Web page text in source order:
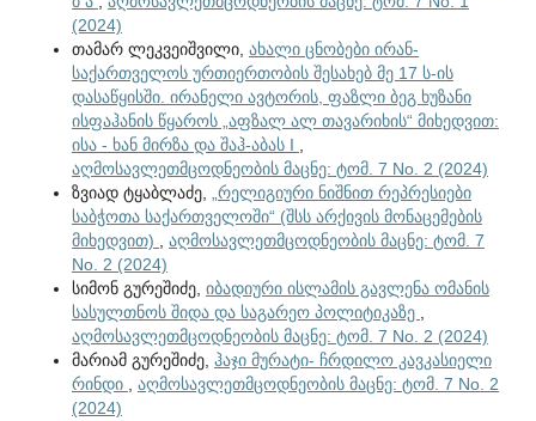
(2024)
თამარ ლეკვეიშვილი, ახალი ცნობები ირან-
საქართველოს ურთიერთობის შესახებ მე 17 ს-ის
დასაწყისში. ირანელი ავტორის, ფაზლი ბეგ ხუზანი
ისფაჰანის წყაროს „აფზალ ალ თავარიხის“ მიხედვით:
ისა - ხან მირზა და შაჰ-აბას I ,
აღმოსავლეთმცოდნეობის მაცნე: ტომ. 7 No. 2 (2024)
ზვიად ტყაბლაძე, „რელიგიური ნიშნით რეპრესიები
საბჭოთა საქართველოში“ (შსს არქივის მონაცემების
მიხედვით) , აღმოსავლეთმცოდნეობის მაცნე: ტომ. 7
No. 2 (2024)
სიმონ გურეშიძე, იბადიური ისლამის გავლენა ომანის
სასულთნოს შიდა და საგარეო პოლიტიკაზე ,
აღმოსავლეთმცოდნეობის მაცნე: ტომ. 7 No. 2 (2024)
მარიამ გურეშიძე, ჰაჯი მურატი- ჩრდილო კავკასიელი
რინდი , აღმოსავლეთმცოდნეობის მაცნე: ტომ. 7 No. 2
(2024)